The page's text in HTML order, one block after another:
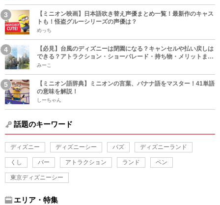
【ミニオン映画】日本語吹き替え声優まとめ一覧！最新作のキャス
トも！怪盗グルーシリーズの声優は？
めっち
【必見】台風のディズニーは閉園になる？キャンセルや払い戻しは
できる？アトラクション・ショーパレード・持ち物・メリットまと
め！
みーこ
【ミニオン語辞典】ミニオンの言葉、バナナ語をマスター！41単語
の意味を解説！
しーちゃん
話題のキーワード
ディズニー ディズニーシー バズ ディズニーランド
くし バー アトラクション ランド ペン
東京ディズニーシー
エリア・特集